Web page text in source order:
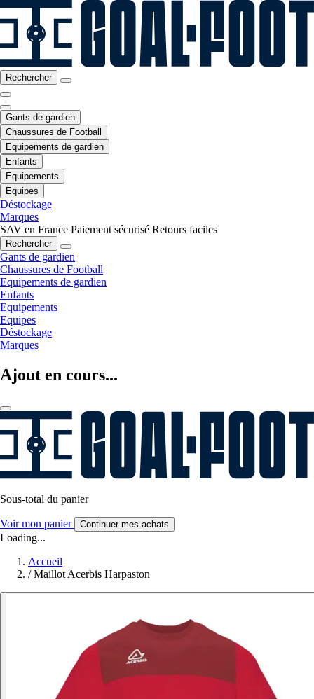
Rechercher
Gants de gardien
Chaussures de Football
Equipements de gardien
Enfants
Equipements
Equipes
Déstockage
Marques
SAV en France Paiement sécurisé Retours faciles
Rechercher
Gants de gardien
Chaussures de Football
Equipements de gardien
Enfants
Equipements
Equipes
Déstockage
Marques
Ajout en cours...
Sous-total du panier
Voir mon panier Continuer mes achats
Loading...
Accueil
/ Maillot Acerbis Harpaston